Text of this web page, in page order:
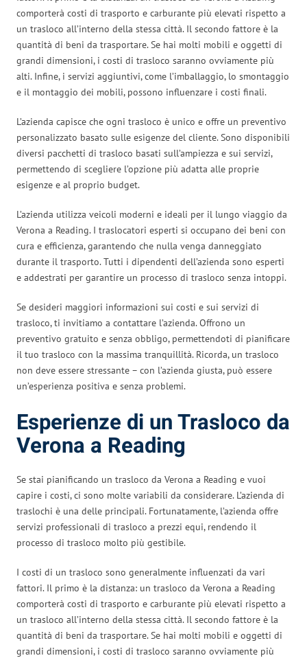
comporterà costi di trasporto e carburante più elevati rispetto a
un trasloco all’interno della stessa città. Il secondo fattore è la
quantità di beni da trasportare. Se hai molti mobili e oggetti di
grandi dimensioni, i costi di trasloco saranno ovviamente più
alti. Infine, i servizi aggiuntivi, come l’imballaggio, lo smontaggio
e il montaggio dei mobili, possono influenzare i costi finali.
L’azienda capisce che ogni trasloco è unico e offre un preventivo
personalizzato basato sulle esigenze del cliente. Sono disponibili
diversi pacchetti di trasloco basati sull’ampiezza e sui servizi,
permettendo di scegliere l’opzione più adatta alle proprie
esigenze e al proprio budget.
L’azienda utilizza veicoli moderni e ideali per il lungo viaggio da
Verona a Reading. I traslocatori esperti si occupano dei beni con
cura e efficienza, garantendo che nulla venga danneggiato
durante il trasporto. Tutti i dipendenti dell’azienda sono esperti
e addestrati per garantire un processo di trasloco senza intoppi.
Se desideri maggiori informazioni sui costi e sui servizi di
trasloco, ti invitiamo a contattare l’azienda. Offrono un
preventivo gratuito e senza obbligo, permettendoti di pianificare
il tuo trasloco con la massima tranquillità. Ricorda, un trasloco
non deve essere stressante – con l’azienda giusta, può essere
un’esperienza positiva e senza problemi.
Esperienze di un Trasloco da
Verona a Reading
Se stai pianificando un trasloco da Verona a Reading e vuoi
capire i costi, ci sono molte variabili da considerare. L’azienda di
traslochi è una delle principali. Fortunatamente, l’azienda offre
servizi professionali di trasloco a prezzi equi, rendendo il
processo di trasloco molto più gestibile.
I costi di un trasloco sono generalmente influenzati da vari
fattori. Il primo è la distanza: un trasloco da Verona a Reading
comporterà costi di trasporto e carburante più elevati rispetto a
un trasloco all’interno della stessa città. Il secondo fattore è la
quantità di beni da trasportare. Se hai molti mobili e oggetti di
grandi dimensioni, i costi di trasloco saranno ovviamente più